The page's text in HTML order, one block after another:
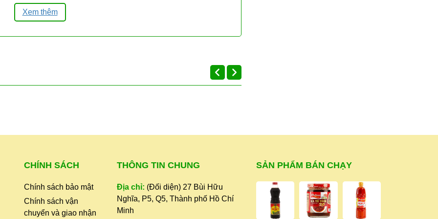
vừa, bóp qua với một ít muối và đường, vắt nhẹ.
đường, 1 thìa bột ngọt.
hợp gia vị trộn kim chi đã chuẩn bị sẵn ở trên.
lạnh dùng dần.
Xem thêm
CHÍNH SÁCH
Chính sách bảo mật
Chính sách vận
chuyển và giao nhận
THÔNG TIN CHUNG
Địa chỉ: (Đối diện) 27 Bùi Hữu
Nghĩa, P5, Q5, Thành phố Hồ Chí
Minh
SẢN PHẨM BÁN CHẠY